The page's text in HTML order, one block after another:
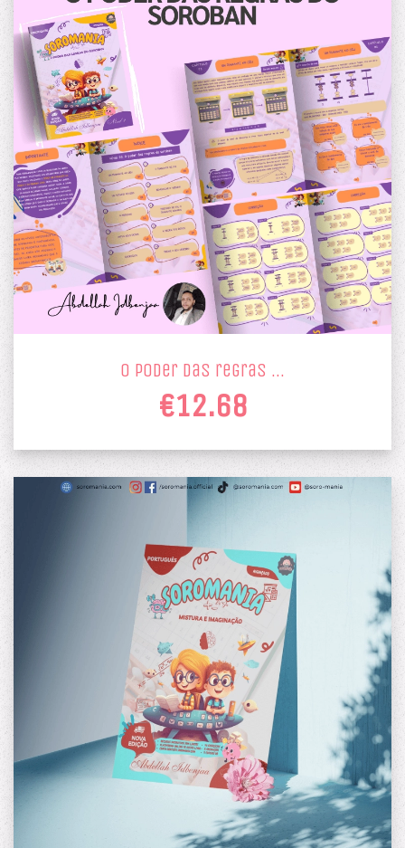
o poder das regras …
€12.68